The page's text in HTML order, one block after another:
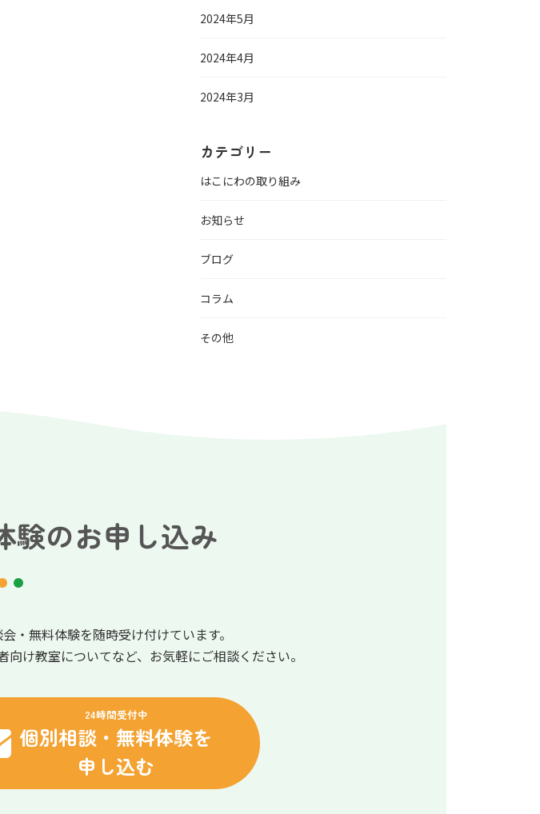
2024年5月
2024年4月
2024年3月
カテゴリー
はこにわの取り組み
お知らせ
ブログ
コラム
その他
験のお申し込み
・無料体験を随時受け付けています。
け教室についてなど、お気軽にご相談ください。
個別相談・無料体験を
申し込む
24時間受付中